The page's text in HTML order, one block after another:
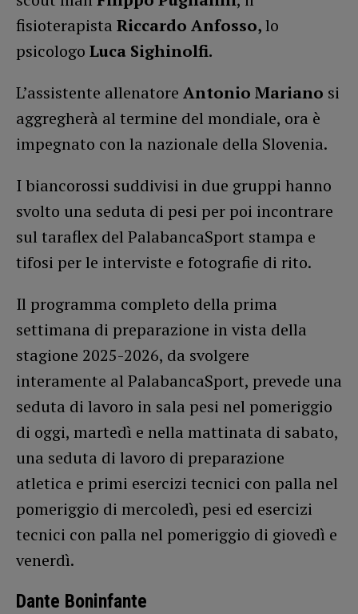
fisioterapista Riccardo Anfosso,lo
psicologo Luca Sighinolfi.
L’assistente allenatore Antonio Mariano si
aggregherà al termine del mondiale, ora è
impegnato con la nazionale della Slovenia.
I biancorossi suddivisi in due gruppi hanno
svolto una seduta di pesi per poi incontrare
sul taraflex del PalabancaSport stampa e
tifosi per le interviste e fotografie di rito.
Il programma completo della prima
settimana di preparazione in vista della
stagione 2025-2026, da svolgere
interamente al PalabancaSport, prevede una
seduta di lavoro in sala pesi nel pomeriggio
di oggi, martedì e nella mattinata di sabato,
una seduta di lavoro di preparazione
atletica e primi esercizi tecnici con palla nel
pomeriggio di mercoledì, pesi ed esercizi
tecnici con palla nel pomeriggio di giovedì e
venerdì.
Dante Boninfante